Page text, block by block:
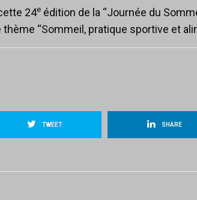
24e édition de la “Journée du
“Sommeil, pratique sportive et
TWEET SHARE